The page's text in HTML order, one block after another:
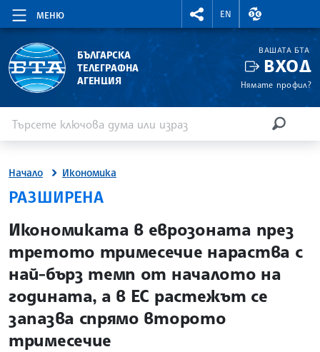
МЕНЮ
RIGHTMENU.SOCIAL
EN
ВАЛУТНИ
БЪЛГАРСКА
ТЕЛЕГРАФНА
АГЕНЦИЯ
ВАШАТА БТА
ВХОД
Нямате профил?
Начало Икономика
РАЗШИРЕНА
site.bta
Икономиката в еврозоната през
третото тримесечие нараства с
най-бърз темп от началото на
годината, а в ЕС растежът се
запазва спрямо второто
тримесечие